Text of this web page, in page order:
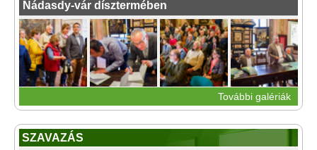
Nádasdy-vár dísztermében
További galériák
SZAVAZÁS